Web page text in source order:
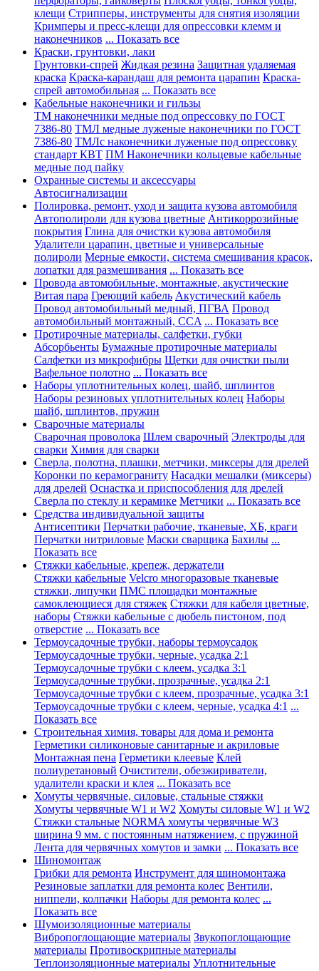
клещи Стрипперы, инструменты для снятия изоляции
Кримперы и пресс-клещи для опрессовки клемм и
наконечников ... Показать все
Краски, грунтовки, лаки
Грунтовки-спрей Жидкая резина Защитная удаляемая
краска Краска-карандаш для ремонта царапин Краска-
спрей автомобильная ... Показать все
Кабельные наконечники и гильзы
ТМ наконечники медные под опрессовку по ГОСТ
7386-80 ТМЛ медные луженые наконечники по ГОСТ
7386-80 ТМЛс наконечники луженые под опрессовку
стандарт КВТ ПМ Наконечники кольцевые кабельные
медные под пайку
Охранные системы и аксессуары
Автосигнализации
Полировка, ремонт, уход и защита кузова автомобиля
Автополироли для кузова цветные Антикоррозийные
покрытия Глина для очистки кузова автомобиля
Удалители царапин, цветные и универсальные
полироли Мерные емкости, система смешивания красок,
лопатки для размешивания ... Показать все
Провода автомобильные, монтажные, акустические
Витая пара Греющий кабель Акустический кабель
Провод автомобильный медный, ПГВА Провод
автомобильный монтажный, CCA ... Показать все
Протирочные материалы, салфетки, губки
Абсорбьенты Бумажные протирочные материалы
Салфетки из микрофибры Щетки для очистки пыли
Вафельное полотно ... Показать все
Наборы уплотнительных колец, шайб, шплинтов
Наборы резиновых уплотнительных колец Наборы
шайб, шплинтов, пружин
Сварочные материалы
Сварочная проволока Шлем сварочный Электроды для
сварки Химия для сварки
Сверла, полотна, плашки, метчики, миксеры для дрелей
Коронки по керамограниту Насадки мешалки (миксеры)
для дрелей Оснастка и приспособления для дрелей
Сверла по стеклу и керамике Метчики ... Показать все
Средства индивидуальной защиты
Антисептики Перчатки рабочие, тканевые, ХБ, краги
Перчатки нитриловые Маски сварщика Бахилы ...
Показать все
Стяжки кабельные, крепеж, держатели
Стяжки кабельные Velcro многоразовые тканевые
стяжки, липучки ПМС площадки монтажные
самоклеющиеся для стяжек Стяжки для кабеля цветные,
наборы Стяжки кабельные с дюбель пистоном, под
отверстие ... Показать все
Термоусадочные трубки, наборы термоусадок
Термоусадочные трубки, черные, усадка 2:1
Термоусадочные трубки с клеем, усадка 3:1
Термоусадочные трубки, прозрачные, усадка 2:1
Термоусадочные трубки с клеем, прозрачные, усадка 3:1
Термоусадочные трубки с клеем, черные, усадка 4:1 ...
Показать все
Строительная химия, товары для дома и ремонта
Герметики силиконовые санитарные и акриловые
Монтажная пена Герметики клеевые Клей
полиуретановый Очистители, обезжириватели,
удалители краски и клея ... Показать все
Хомуты червячные, силовые, стальные стяжки
Хомуты червячные W1 и W2 Хомуты силовые W1 и W2
Стяжки стальные NORMA хомуты червячные W3
ширина 9 мм. с постоянным натяжением, с пружиной
Лента для червячных хомутов и замки ... Показать все
Шиномонтаж
Грибки для ремонта Инструмент для шиномонтажа
Резиновые заплатки для ремонта колес Вентили,
ниппели, колпачки Наборы для ремонта колес ...
Показать все
Шумоизоляционные материалы
Вибропоглощающие материалы Звукопоглощающие
материалы Противоскрипные материалы
Теплоизоляционные материалы Уплотнительные